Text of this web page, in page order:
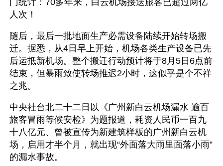
人次！
随后，最后一批地面生产必需设备陆续开始转场搬
迁。据悉，从4日早上开始，机场各类生产设备已先
后运抵新机场。整个搬迁行动预计将于8月5日6点前
结束，但暴雨致使转场推迟2小时，这似乎是个不祥
之兆。
中央社台北二十二日以《广州新白云机场漏水 逾百
旅客冒雨等候安检》为题报道，耗资人民币一百九
十八亿元、曾被宣传为新建筑样板的广州新白云机
场，启用才半个月，就出现“外面落大雨里面落小雨”
的漏水事故。